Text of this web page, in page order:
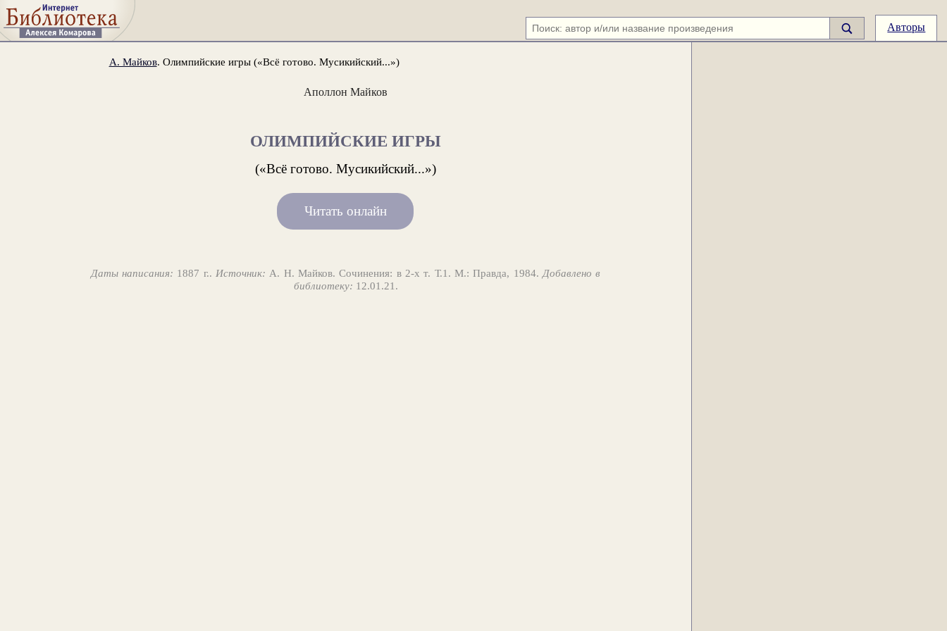
Авторы
А. Майков. Олимпийские игры («Всё готово. Мусикийский...»)
Аполлон Майков
ОЛИМПИЙСКИЕ ИГРЫ
(«Всё готово. Мусикийский...»)
Читать онлайн
Даты написания: 1887 г.. Источник: А. Н. Майков. Сочинения: в 2-х т. Т.1. М.: Правда, 1984. Добавлено в
библиотеку: 12.01.21.